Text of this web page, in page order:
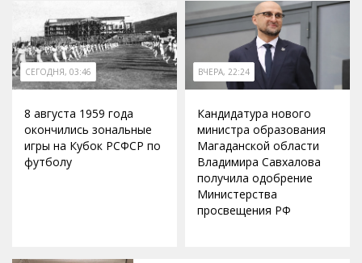
СЕГОДНЯ, 03:46
8 августа 1959 года
окончились зональные
игры на Кубок РСФСР по
футболу
ВЧЕРА, 22:24
Кандидатура нового
министра образования
Магаданской области
Владимира Савхалова
получила одобрение
Министерства
просвещения РФ